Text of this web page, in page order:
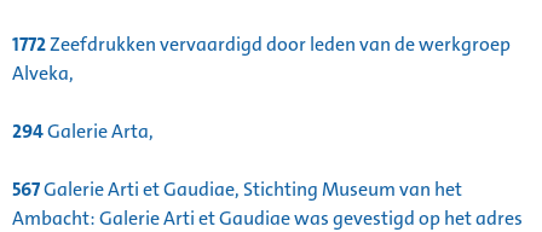
1772Zeefdrukken vervaardigd door leden van de werkgroep
Alveka,
294Galerie Arta,
567Galerie Arti et Gaudiae, Stichting Museum van het
Ambacht: Galerie Arti et Gaudiae was gevestigd op het adres